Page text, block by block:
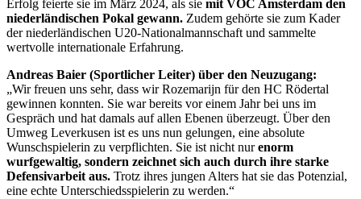
Erfolg feierte sie im März 2024, als sie mit VOC Amsterdam den
niederländischen Pokal gewann. Zudem gehörte sie zum Kader
der niederländischen U20-Nationalmannschaft und sammelte
wertvolle internationale Erfahrung.
Andreas Baier (Sportlicher Leiter) über den Neuzugang:
„Wir freuen uns sehr, dass wir Rozemarijn für den HC Rödertal
gewinnen konnten. Sie war bereits vor einem Jahr bei uns im
Gespräch und hat damals auf allen Ebenen überzeugt. Über den
Umweg Leverkusen ist es uns nun gelungen, eine absolute
Wunschspielerin zu verpflichten. Sie ist nicht nurenorm
wurfgewaltig, sondern zeichnet sich auch durch ihre starke
Defensivarbeit aus. Trotz ihres jungen Alters hat sie das Potenzial,
eine echte Unterschiedsspielerin zu werden.“